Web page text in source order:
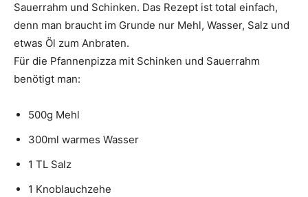
Sauerrahm und Schinken. Das Rezept ist total einfach,
denn man braucht im Grunde nur Mehl, Wasser, Salz und
etwas Öl zum Anbraten.
Für die Pfannenpizza mit Schinken und Sauerrahm
benötigt man:
500g Mehl
300ml warmes Wasser
1 TL Salz
1 Knoblauchzehe